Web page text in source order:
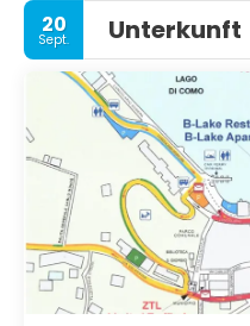
20
Sept. Unterkunft